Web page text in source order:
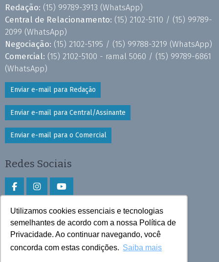
Utilizamos cookies essenciais e tecnologias
semelhantes de acordo com a nossa Política de
Privacidade. Ao continuar navegando, você
concorda com estas condições. Saiba mais
Redação: (15) 99789-3913 (WhatsApp)
Central de Relacionamento: (15) 2102-5110 / (15) 99789-
2099 (WhatsApp)
Negociação: (15) 2102-5195 / (15) 99788-3219 (WhatsApp)
Comercial: (15) 2102-5100 - ramal 5060 / (15) 99789-6861
(WhatsApp)
Enviar e-mail para Redação
Enviar e-mail para Central/Assinante
Enviar e-mail para o Comercial
Redes Sociais
Faça download do aplicativo
Play Store e App Store